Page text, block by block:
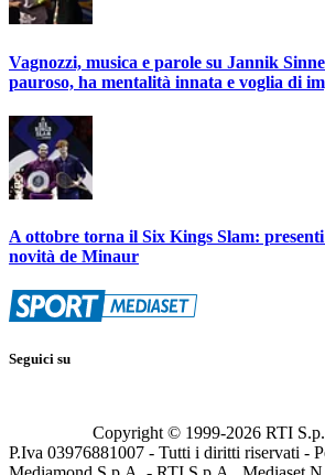
Vagnozzi, musica e parole su Jannik
pauroso, ha mentalità innata e voglia di
A ottobre torna il Six Kings Slam:
novità de Minaur
Seguici su
Copyright © 1999-2026 RTI
P.Iva 03976881007 - Tutti i diritti riservati -